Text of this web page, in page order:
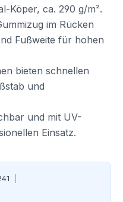
Köper, ca. 290 g/m².
im Rücken
Fußweite für hohen
bieten schnellen
und
und mit UV-
Einsatz.